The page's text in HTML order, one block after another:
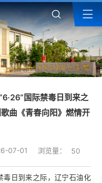
国际禁毒日到来之
曲《青春向阳》燃情开
07-01 浏览量： 50
毒日到来之际，辽宁石油化